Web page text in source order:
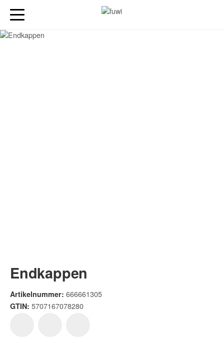
Endkappen
Artikelnummer: 666661305
GTIN: 5707167078280